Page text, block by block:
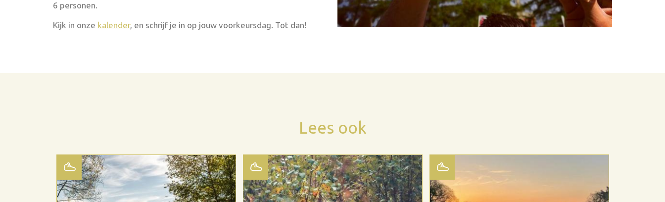
6 personen.
Kijk in onze kalender, en schrijf je in op jouw voorkeursdag. Tot dan!
Lees ook